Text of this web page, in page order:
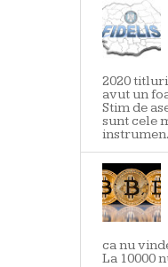
2020
avut un
Stim de
sunt cele
ca nu
La 10000